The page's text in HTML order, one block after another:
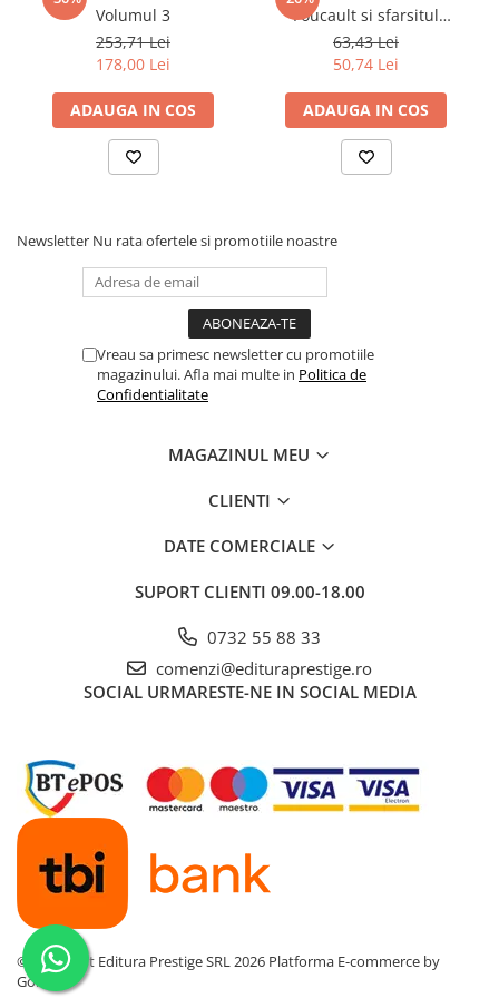
Volumul 3
253,71 Lei
178,00 Lei
ADAUGA IN COS
Foucault si sfarsitul
revolutiei
63,43 Lei
50,74 Lei
ADAUGA IN COS
Newsletter Nu rata ofertele si promotiile noastre
Vreau sa primesc newsletter cu promotiile
magazinului. Afla mai multe in Politica de
Confidentialitate
MAGAZINUL MEU
CLIENTI
DATE COMERCIALE
SUPORT CLIENTI 09.00-18.00
0732 55 88 33
comenzi@edituraprestige.ro
SOCIAL URMARESTE-NE IN SOCIAL MEDIA
©Copyright Editura Prestige SRL 2026 Platforma E-commerce by
Gomag